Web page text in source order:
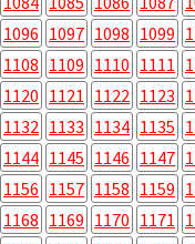
1096 1097 1098 1099
1108 1109 1110 1111
1120 1121 1122 1123
1132 1133 1134 1135
1144 1145 1146 1147
1156 1157 1158 1159
1168 1169 1170 1171